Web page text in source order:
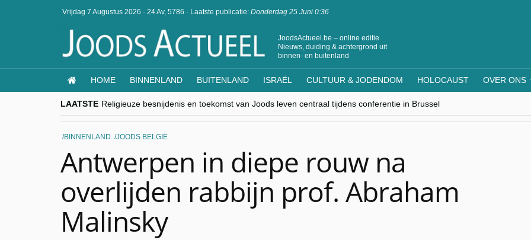
Vrijdag 7 Augustus 2026 · 24 Av, 5786 · Laatste publicatie: Donderdag 25 Juni 0:36
JoodsActueel.be – online editie
Nieuws, duiding & achtergrond uit
binnen- en buitenland
HOME BINNENLAND BUITENLAND ISRAËL CULTUUR & JODENDOM HOLOCAUST OVER ONS
LAATSTE Religieuze besnijdenis en toekomst van Joods leven centraal tijdens conferentie in Brussel
“Besnijdenisdebat toont hoe moeilijk seculiere Westen minderheden begrijpt”, Jinnih Beels (Vooruit)
CITYTRIP | ROEMENIË – Boekarest: de verrassing van Oost-Europa
“Vandaag zit elke Jood in België op de beklaagdenbank”
BINNENLAND JOODS BELGIË
Antwerpen in diepe rouw na
overlijden rabbijn prof. Abraham
Malinsky